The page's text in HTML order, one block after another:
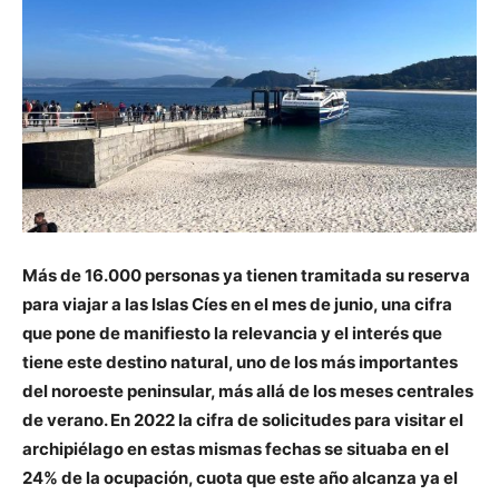
Más de 16.000 personas ya tienen tramitada su reserva
para viajar a las Islas Cíes en el mes de junio, una cifra
que pone de manifiesto la relevancia y el interés que
tiene este destino natural, uno de los más importantes
del noroeste peninsular, más allá de los meses centrales
de verano. En 2022 la cifra de solicitudes para visitar el
archipiélago en estas mismas fechas se situaba en el
24% de la ocupación, cuota que este año alcanza ya el